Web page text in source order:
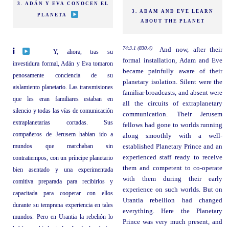
3. ADÁN Y EVA CONOCEN EL
PLANETA
3. ADAM AND EVE LEARN
ABOUT THE PLANET
Y, ahora, tras su
investidura formal, Adán y Eva tomaron
penosamente conciencia de su
aislamiento planetario. Las transmisiones
que les eran familiares estaban en
silencio y todas las vías de comunicación
extraplanetarias cortadas. Sus
compañeros de Jerusem habían ido a
mundos que marchaban sin
contratiempos, con un príncipe planetario
bien asentado y una experimentada
comitiva preparada para recibirlos y
capacitada para cooperar con ellos
durante su temprana experiencia en tales
mundos. Pero en Urantia la rebelión lo
74:3.1 (830.4)
And now, after their
formal installation, Adam and Eve
became painfully aware of their
planetary isolation. Silent were the
familiar broadcasts, and absent were
all the circuits of extraplanetary
communication. Their Jerusem
fellows had gone to worlds running
along smoothly with a well-
established Planetary Prince and an
experienced staff ready to receive
them and competent to co-operate
with them during their early
experience on such worlds. But on
Urantia rebellion had changed
everything. Here the Planetary
Prince was very much present, and